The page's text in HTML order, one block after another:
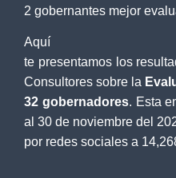
2 gobernantes mejor
Aquí
te presentamos los
Consultores sobre la
32 gobernadores. Esta
al 30 de noviembre del
por redes sociales a